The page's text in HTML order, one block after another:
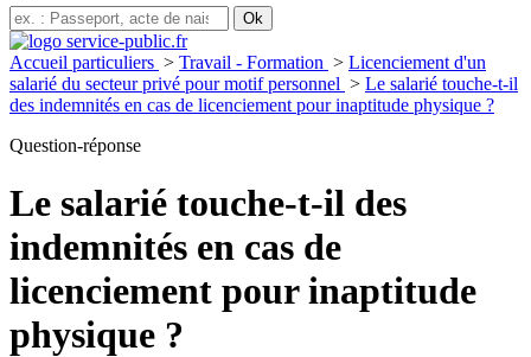
Accueil particuliers > Travail - Formation > Licenciement d'un
salarié du secteur privé pour motif personnel > Le salarié touche-t-il
des indemnités en cas de licenciement pour inaptitude physique ?
Question-réponse
Le salarié touche-t-il des
indemnités en cas de
licenciement pour inaptitude
physique ?